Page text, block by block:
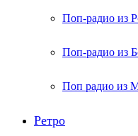
Поп-радио из
Поп-радио из
Поп радио из
Ретро